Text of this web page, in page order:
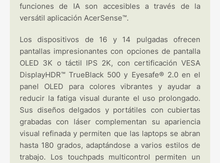
funciones de IA son accesibles a través de la
versátil aplicación AcerSense™.
Los dispositivos de 16 y 14 pulgadas ofrecen
pantallas impresionantes con opciones de pantalla
OLED 3K o táctil IPS 2K, con certificación VESA
DisplayHDR™ TrueBlack 500 y Eyesafe® 2.0 en el
panel OLED para colores vibrantes y ayudar a
reducir la fatiga visual durante el uso prolongado.
Sus diseños delgados y portátiles con cubiertas
grabadas con láser complementan su apariencia
visual refinada y permiten que las laptops se abran
hasta 180 grados, adaptándose a varios estilos de
trabajo. Los touchpads multicontrol permiten un